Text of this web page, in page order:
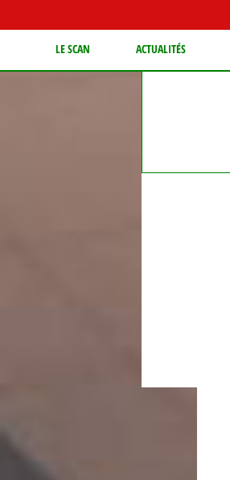
LE SCAN ACTUALITÉS